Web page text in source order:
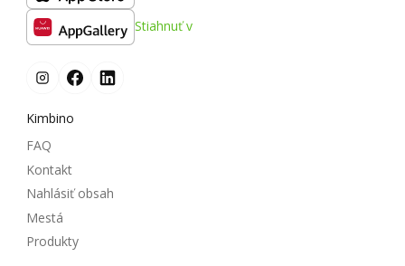
Stiahnuť v
Kimbino
FAQ
Kontakt
Nahlásiť obsah
Mestá
Produkty